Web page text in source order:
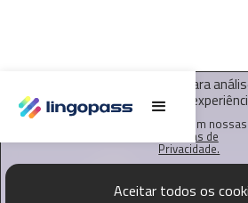
O Lingopass utiliza cookies para
deste site e melhorar sua
Saiba mais em nossas
Políticas de
Privacidade.
Aceitar todos os